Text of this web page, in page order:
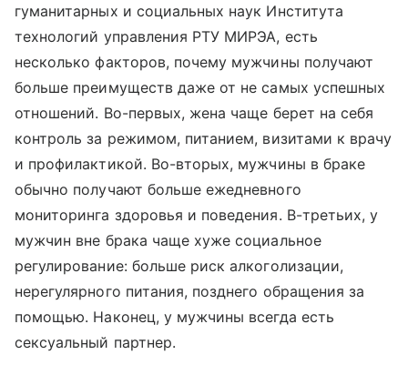
гуманитарных и социальных наук Института
технологий управления РТУ МИРЭА, есть
несколько факторов, почему мужчины получают
больше преимуществ даже от не самых успешных
отношений. Во-первых, жена чаще берет на себя
контроль за режимом, питанием, визитами к врачу
и профилактикой. Во-вторых, мужчины в браке
обычно получают больше ежедневного
мониторинга здоровья и поведения. В-третьих, у
мужчин вне брака чаще хуже социальное
регулирование: больше риск алкоголизации,
нерегулярного питания, позднего обращения за
помощью. Наконец, у мужчины всегда есть
сексуальный партнер.